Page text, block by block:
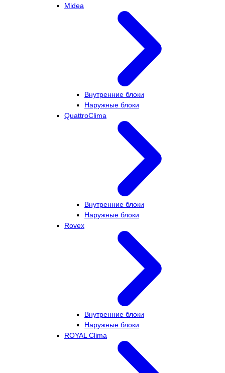
Midea
Внутренние блоки
Наружные блоки
QuattroClima
Внутренние блоки
Наружные блоки
Rovex
Внутренние блоки
Наружные блоки
ROYAL Clima